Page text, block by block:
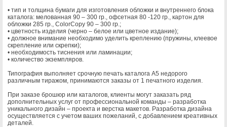
Годовые отчёты
Дипломные работы
Дипломы
Документы
Евробуклеты
Ежедневники
Инструкции
Календари
Картины
Карты
Каталоги
Книги
• тип и толщина бумаги для изготовления обложки и внутреннего блока
каталога: мелованная 90 – 300 гр., офсетная 80 -120 гр., картон для
обложки 285 гр., ColorCopy 90 – 300 гр.;
• цветность изделия (черно – белое или цветное издание);
• должное внимание необходимо уделить креплению (пружины, клеевое
скрепление или скрепки);
• необходимость тиснения или ламинации;
• количество экземпляров.
Типография выполняет срочную печать каталога А5 недорого
различным тиражом, принимаются заказы от 1 печатного изделия.
При заказе брошюр или каталогов, клиенты могут заказать ряд
дополнительных услуг от профессиональной команды – разработка
уникального дизайн – проекта и верстка макетов. Разработка дизайна
осуществляется с учетом ваших пожеланий, с добавлением креативных
деталей.